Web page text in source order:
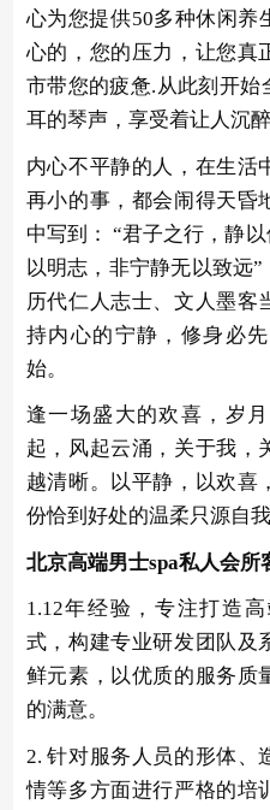
心为您提供50多种休闲养
心的，您的压力，让您真
市带您的疲惫.从此刻开
耳的琴声，享受着让人沉
内心不平静的人，在生活
再小的事，都会闹得天昏
中写到： “君子之行，静
以明志，非宁静无以致远
历代仁人志士、文人墨客
持内心的宁静，修身必
始。
逢一场盛大的欢喜，岁
起，风起云涌，关于我，
越清晰。以平静，以欢喜
份恰到好处的温柔只源自
北京高端男士spa私人会所
1.12年经验，专注打造
式，构建专业研发团队及
鲜元素，以优质的服务质
的满意。
2. 针对服务人员的形体、
情等多方面进行严格的培